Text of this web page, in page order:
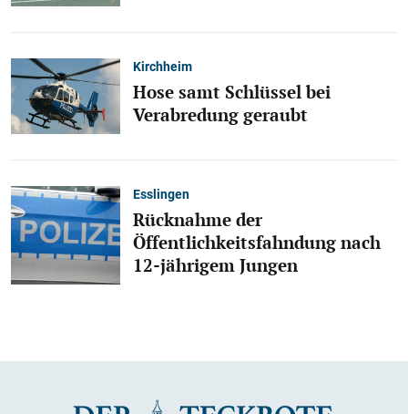
Kirchheim
Hose samt Schlüssel bei
Verabredung geraubt
Esslingen
Rücknahme der
Öffentlichkeitsfahndung nach
12-jährigem Jungen